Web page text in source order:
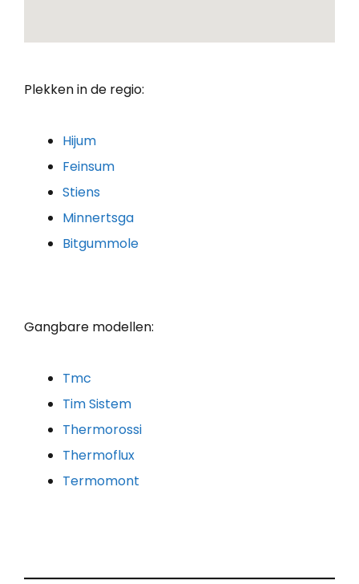
Plekken in de regio:
Hijum
Feinsum
Stiens
Minnertsga
Bitgummole
Gangbare modellen:
Tmc
Tim Sistem
Thermorossi
Thermoflux
Termomont